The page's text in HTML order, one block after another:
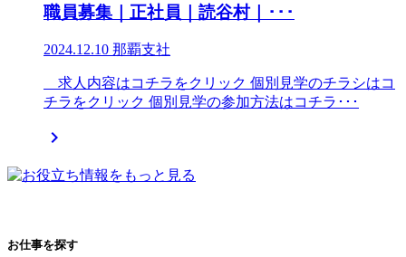
職員募集｜正社員｜読谷村｜･･･
2024.12.10 那覇支社
求人内容はコチラをクリック 個別見学のチラシはコ
チラをクリック 個別見学の参加方法はコチラ･･･

お仕事を探す